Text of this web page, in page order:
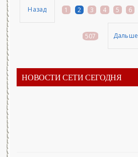
Назад 1 2 3 4 5 6
507 Дальше
НОВОСТИ СЕТИ СЕГОДНЯ